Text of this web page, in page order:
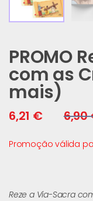
PROMO
com as
mais)
6,90
6,21 €
Promoção válida
Reze a Via-Sacra